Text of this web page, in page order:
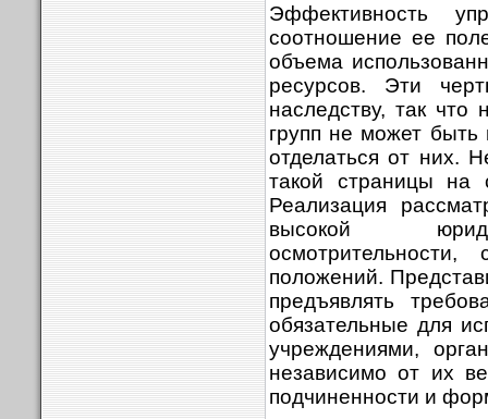
Эффективность
соотношение ее
объема
ресурсов. Эти
наследству, так что
групп не может
отделаться от них.
такой страницы на
Реализация
высокой
положений.
предъявлять
обязательные для
учреждения­ми,
независимо от их
подчиненности и